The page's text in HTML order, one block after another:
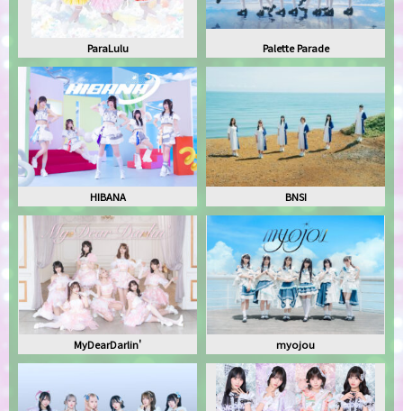
ParaLulu Palette Parade
HIBANA BNSI
MyDearDarlin' myojou